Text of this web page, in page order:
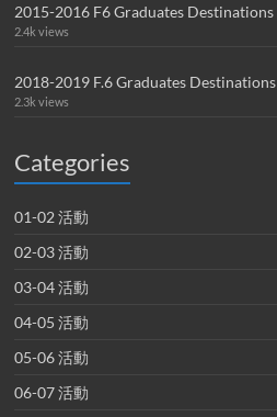
2015-2016 F6 Graduates Destinations
2.4k views
2018-2019 F.6 Graduates Destinations
2.3k views
Categories
01-02 活動
02-03 活動
03-04 活動
04-05 活動
05-06 活動
06-07 活動